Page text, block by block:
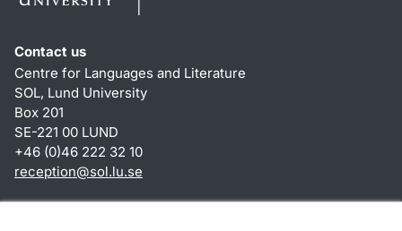
Contact us
Centre for Languages and Literature
SOL, Lund University
Box 201
SE-221 00 LUND
+46 (0)46 222 32 10
reception@sol.lu.se